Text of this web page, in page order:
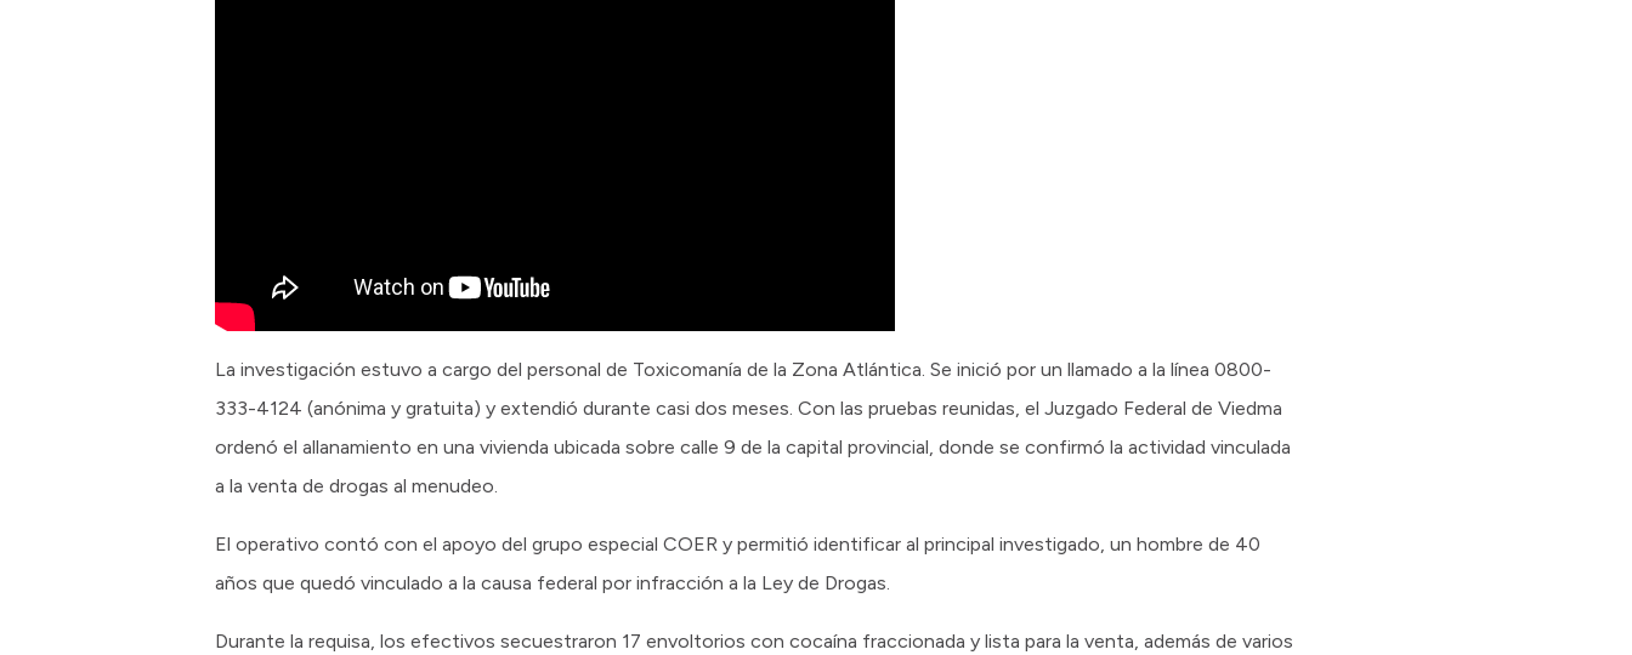
La investigación estuvo a cargo del personal de Toxicomanía de la Zona Atlántica. Se inició por un llamado a la línea 0800-
333-4124 (anónima y gratuita) y extendió durante casi dos meses. Con las pruebas reunidas, el Juzgado Federal de Viedma
ordenó el allanamiento en una vivienda ubicada sobre calle 9 de la capital provincial, donde se confirmó la actividad vinculada
a la venta de drogas al menudeo.
El operativo contó con el apoyo del grupo especial COER y permitió identificar al principal investigado, un hombre de 40
años que quedó vinculado a la causa federal por infracción a la Ley de Drogas.
Durante la requisa, los efectivos secuestraron 17 envoltorios con cocaína fraccionada y lista para la venta, además de varios